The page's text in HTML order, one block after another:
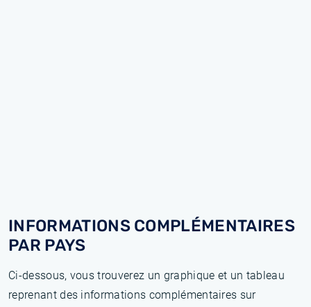
INFORMATIONS COMPLÉMENTAIRES
PAR PAYS
Ci-dessous, vous trouverez un graphique et un tableau
reprenant des informations complémentaires sur